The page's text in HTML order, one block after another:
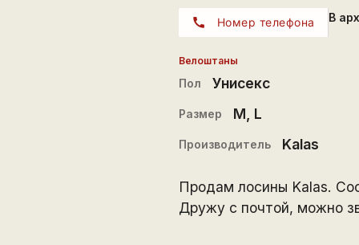
call Номер телефона В
Велоштаны
Пол Унисекс
Размер M L
Производитель Kalas
Продам лосины Kalas.
Дружу с почтой, можно